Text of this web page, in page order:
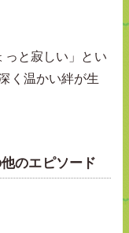
っと寂しい」とい
く温かい絆が生
のエピソード